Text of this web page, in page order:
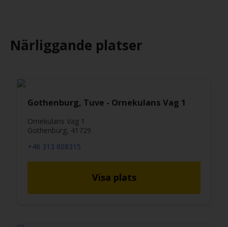
Närliggande platser
Gothenburg, Tuve - Ornekulans Vag 1
Ornekulans Vag 1
Gothenburg, 41729
+46 313 808315
Visa plats